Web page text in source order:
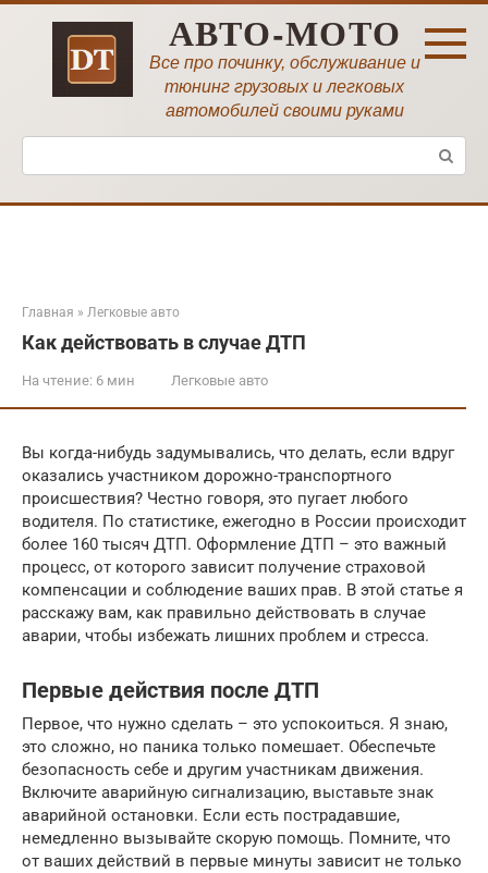
Перейти
АВТО-МОТО
Все про починку, обслуживание и
тюнинг грузовых и легковых
автомобилей своими руками
Поиск:
Главная » Легковые авто
Как действовать в случае ДТП
На чтение: 6 мин Легковые авто
Вы когда-нибудь задумывались, что делать, если вдруг
оказались участником дорожно-транспортного
происшествия? Честно говоря, это пугает любого
водителя. По статистике, ежегодно в России происходит
более 160 тысяч ДТП. Оформление ДТП – это важный
процесс, от которого зависит получение страховой
компенсации и соблюдение ваших прав. В этой статье я
расскажу вам, как правильно действовать в случае
аварии, чтобы избежать лишних проблем и стресса.
Первые действия после ДТП
Первое, что нужно сделать – это успокоиться. Я знаю,
это сложно, но паника только помешает. Обеспечьте
безопасность себе и другим участникам движения.
Включите аварийную сигнализацию, выставьте знак
аварийной остановки. Если есть пострадавшие,
немедленно вызывайте скорую помощь. Помните, что
от ваших действий в первые минуты зависит не только